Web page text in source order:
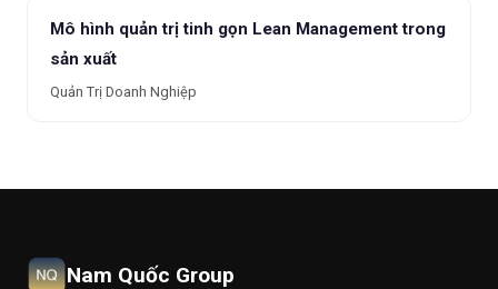
Mô hình quản trị tinh gọn Lean Management trong
sản xuất
Quản Trị Doanh Nghiệp
Nam Quốc Group